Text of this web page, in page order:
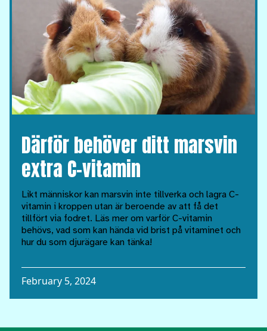
Därför behöver ditt marsvin
extra C-vitamin
Likt människor kan marsvin inte tillverka och lagra C-
vitamin i kroppen utan är beroende av att få det
tillfört via fodret. Läs mer om varför C-vitamin
behövs, vad som kan hända vid brist på vitaminet och
hur du som djurägare kan tänka!
February 5, 2024